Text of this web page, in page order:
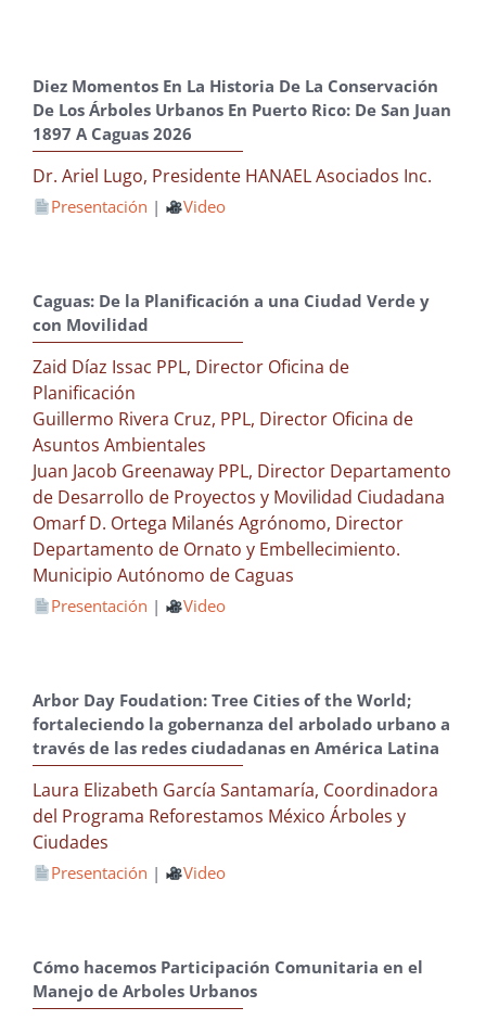
Diez Momentos En La Historia De La Conservación
De Los Árboles Urbanos En Puerto Rico: De San Juan
1897 A Caguas 2026
Dr. Ariel Lugo, Presidente HANAEL Asociados Inc.
Presentación | Video
Caguas: De la Planificación a una Ciudad Verde y
con Movilidad
Zaid Díaz Issac PPL, Director Oficina de
Planificación
Guillermo Rivera Cruz, PPL, Director Oficina de
Asuntos Ambientales
Juan Jacob Greenaway PPL, Director Departamento
de Desarrollo de Proyectos y Movilidad Ciudadana
Omarf D. Ortega Milanés Agrónomo, Director
Departamento de Ornato y Embellecimiento.
Municipio Autónomo de Caguas
Presentación | Video
Arbor Day Foudation: Tree Cities of the World;
fortaleciendo la gobernanza del arbolado urbano a
través de las redes ciudadanas en América Latina
Laura Elizabeth García Santamaría, Coordinadora
del Programa Reforestamos México Árboles y
Ciudades
Presentación | Video
Cómo hacemos Participación Comunitaria en el
Manejo de Arboles Urbanos